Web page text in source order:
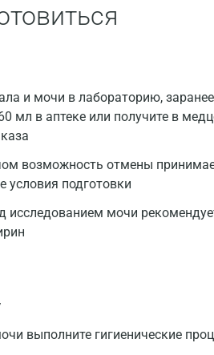
и мочи в лабораторию,
мл в аптеке или получите в
возможность отмены
условия подготовки
исследованием мочи
выполните гигиенические